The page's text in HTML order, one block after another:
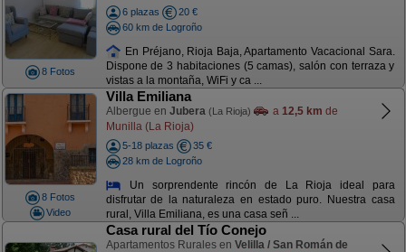
8 Fotos
6 plazas
20 €
60 km de Logroño
En Préjano, Rioja Baja, Apartamento Vacacional Sara.
Dispone de 3 habitaciones (5 camas), salón con terraza y
vistas a la montaña, WiFi y ca ...
8 Fotos
Video
Villa Emiliana
Albergue en Jubera (La Rioja) a 12,5 km de
Munilla (La Rioja)
5-18 plazas
35 €
28 km de Logroño
Un sorprendente rincón de La Rioja ideal para
disfrutar de la naturaleza en estado puro. Nuestra casa
rural, Villa Emiliana, es una casa señ ...
Casa rural del Tío Conejo
Apartamentos Rurales en Velilla / San Román de